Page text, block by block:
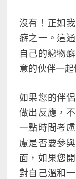
沒有！正如
癖之一。這
自己的戀物
意的伙伴一
如果您的伴
做出反應，
一點時間考
慮是否要參
面，如果您
對自己溫和